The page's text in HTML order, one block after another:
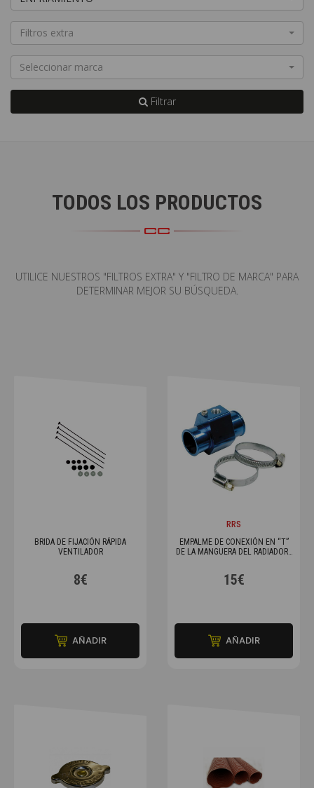
Filtros extra
Seleccionar marca
Filtrar
TODOS LOS PRODUCTOS
UTILICE NUESTROS "FILTROS EXTRA" Y "FILTRO DE MARCA" PARA
DETERMINAR MEJOR SU BÚSQUEDA.
BRIDA DE FIJACIÓN RÁPIDA
VENTILADOR
8€
AÑADIR
RRS
EMPALME DE CONEXIÓN EN “T”
DE LA MANGUERA DEL RADIADOR -
15€
AÑADIR